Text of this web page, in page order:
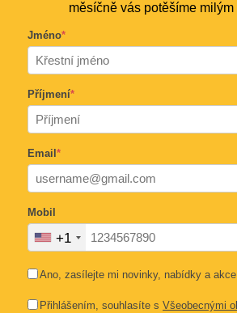
měsíčně vás potěšíme milým
Jméno*
Příjmení*
Email *
Mobil
+1
Ano, zasílejte mi novinky, nabídky a
Přihlášením, souhlasíte s Všeobecnými